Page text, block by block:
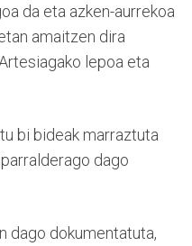
da eta azken-aurrekoa
amaitzen dira
lepoa eta
bi bideak marraztuta
dago
dago dokumentatuta,